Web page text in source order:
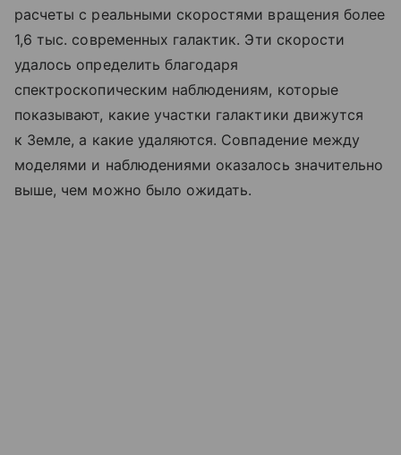
расчеты с реальными скоростями вращения более
1,6 тыс. современных галактик. Эти скорости
удалось определить благодаря
спектроскопическим наблюдениям, которые
показывают, какие участки галактики движутся
к Земле, а какие удаляются. Совпадение между
моделями и наблюдениями оказалось значительно
выше, чем можно было ожидать.